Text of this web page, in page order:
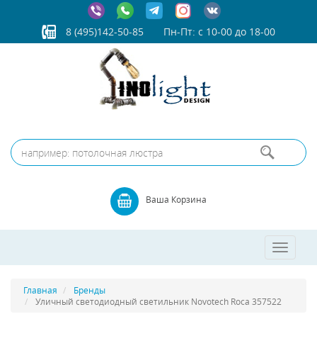
8 (495)142-50-85 Пн-Пт: с 10-00 до 18-00
Ваша Корзина
Toggle
Главная
Бренды
Уличный светодиодный светильник Novotech Roca 357522